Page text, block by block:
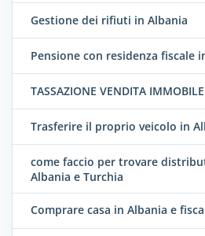
Gestione dei rifiuti in Albania
Pensione con residenza fiscale
TASSAZIONE VENDITA
Trasferire il proprio veicolo in
come faccio per trovare
Albania e Turchia
Comprare casa in Albania e